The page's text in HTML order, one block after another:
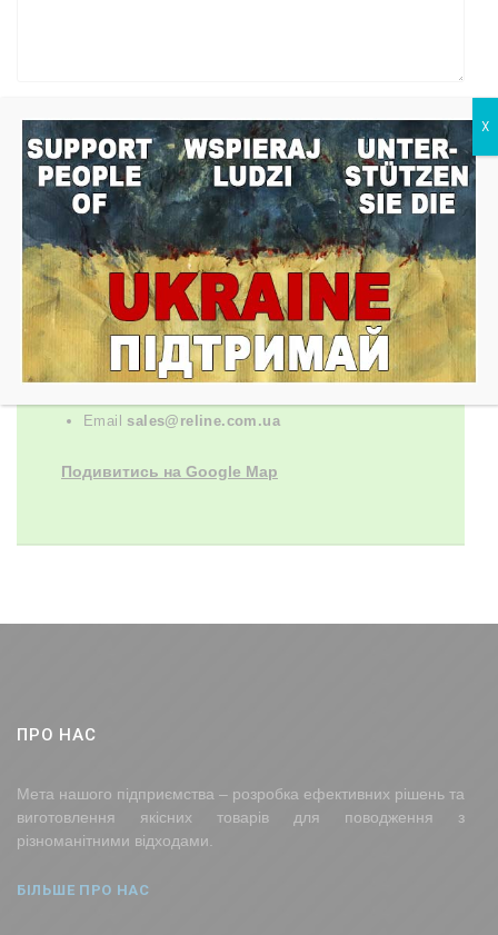
Контактна інформація
ТОВ "ВО "РЕЛАЙН"
вул. Сєдова 1А, Запоріжжя, Україна
Email sales@reline.com.ua
Подивитись на Google Map
ПРО НАС
Мета нашого підприємства – розробка ефективних рішень та
виготовлення якісних товарів для поводження з
різноманітними відходами.
БІЛЬШЕ ПРО НАС
X